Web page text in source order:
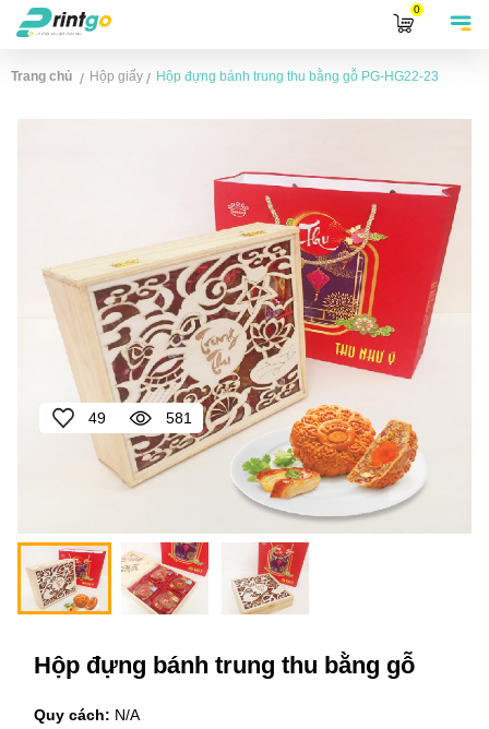
0
Trang chủ / Hộp giấy / Hộp đựng bánh trung thu bằng gỗ PG-HG22-23
49 581
Hộp đựng bánh trung thu bằng gỗ
Quy cách: N/A